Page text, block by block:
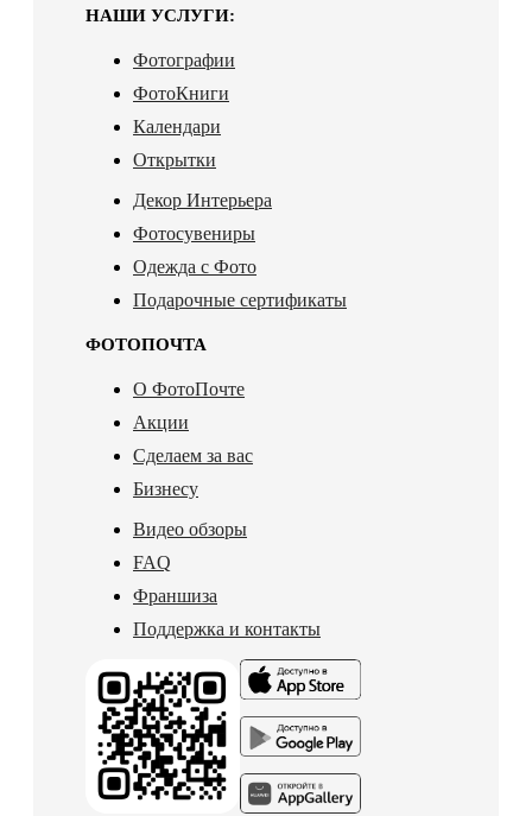
НАШИ УСЛУГИ:
Фотографии
ФотоКниги
Календари
Открытки
Декор Интерьера
Фотосувениры
Одежда с Фото
Подарочные сертификаты
ФОТОПОЧТА
О ФотоПочте
Акции
Сделаем за вас
Бизнесу
Видео обзоры
FAQ
Франшиза
Поддержка и контакты